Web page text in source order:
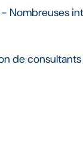
Nombreuses
de